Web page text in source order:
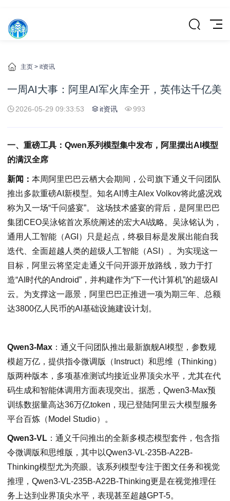
主页 > it资讯
一周AI大事：阿里AI军火库全开，英伟达千亿美
2026-05-29 09:33:53 it资讯 993
一、重磅工具：Qwen系列模型集中发布，阿里摆出AI模型
的满汉全席
新闻： 本周阿里巴巴云栖大会期间，公司旗下通义千问团队
推出多款重磅AI新模型。知名AI博主Alex Volkov将此盛况戏
称为又一场“千问盛宴”。 这场技术盛宴的背后，是阿里巴巴
集团CEO吴泳铭首次系统阐述的宏大AI战略。吴泳铭认为，
通用人工智能（AGI）只是起点，终极目标是发展出能自我
迭代、全面超越人类的超级人工智能（ASI）。为实现这一
目标，阿里云将坚定走通义千问开源开放路线，致力于打
造“AI时代的Android”，并构建作为“下一代计算机”的超级AI
云。为支撑这一愿景，阿里巴巴正推进一项为期三年、总额
达3800亿人民币的AI基础设施建设计划。
Qwen3-Max ：通义千问团队推出最新旗舰AI模型，参数规
模超万亿，提供指令微调版（Instruct）和思维（Thinking）
版两种版本，多项基准测试均接近业界顶尖水平，尤其在代
码生成和智能体调用方面表现突出。据悉，Qwen3-Max预
训练数据量高达36万亿token，现已登陆阿里云大模型服务
平台百炼（Model Studio）。
Qwen3-VL ：通义千问推出的全新多模态模型套件，包含指
令微调版和思维版，其中以Qwen3-VL-235B-A22B-
Thinking模型尤为亮眼。该系列模型专注于图文任务和视觉
推理，Qwen3-VL-235B-A22B-Thinking更是在视觉推理任
务上达到业界顶尖水平，表现甚至超越GPT-5。